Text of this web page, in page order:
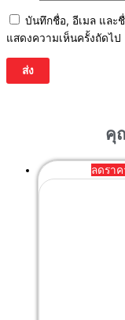
บันทึกชื่อ, อีเมล และ
แสดงความเห็นครั้งถัดไป
คุ
ลดราค